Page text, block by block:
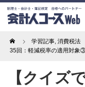
Home 学習記事, 消費税法
35回：軽減税率の適用対象
【クイズ